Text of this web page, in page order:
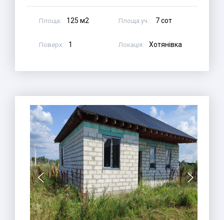
Площа: 125 м2 Площа уч.: 7 сот
Поверх: 1 Локація: Хотянівка